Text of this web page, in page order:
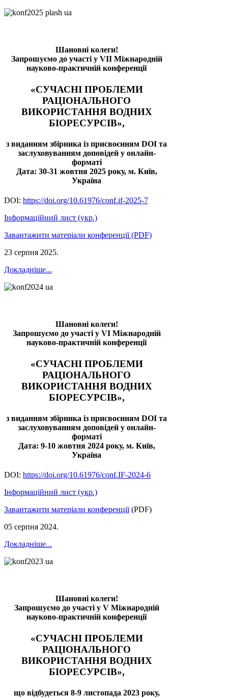
Шановні колеги!
Запрошуємо до участі у VII Міжнародній
науково-практичній конференції
«СУЧАСНІ ПРОБЛЕМИ
РАЦІОНАЛЬНОГО
ВИКОРИСТАННЯ ВОДНИХ
БІОРЕСУРСІВ»,
з виданням збірника із присвоєнням DOI та
заслуховуванням доповідей у онлайн-
форматі
Дата: 30-31 жовтня 2025 року, м. Київ,
Україна
DOI: https://doi.org/10.61976/conf.if-2025-7
Інформаційний лист (укр.)
Завантажити матеріали конференції (PDF)
23 серпня 2025.
Докладніше...
Шановні колеги!
Запрошуємо до участі у VI Міжнародній
науково-практичній конференції
«СУЧАСНІ ПРОБЛЕМИ
РАЦІОНАЛЬНОГО
ВИКОРИСТАННЯ ВОДНИХ
БІОРЕСУРСІВ»,
з виданням збірника із присвоєнням DOI та
заслуховуванням доповідей у онлайн-
форматі
Дата: 9-10 жовтня 2024 року, м. Київ,
Україна
DOI: https://doi.org/10.61976/conf.IF-2024-6
Інформаційний лист (укр.)
Завантажити матеріали конференції(PDF)
05 серпня 2024.
Докладніше...
Шановні колеги!
Запрошуємо до участі у V Міжнародній
науково-практичній конференції
«СУЧАСНІ ПРОБЛЕМИ
РАЦІОНАЛЬНОГО
ВИКОРИСТАННЯ ВОДНИХ
БІОРЕСУРСІВ»,
що відбудеться 8-9 листопада 2023 року,